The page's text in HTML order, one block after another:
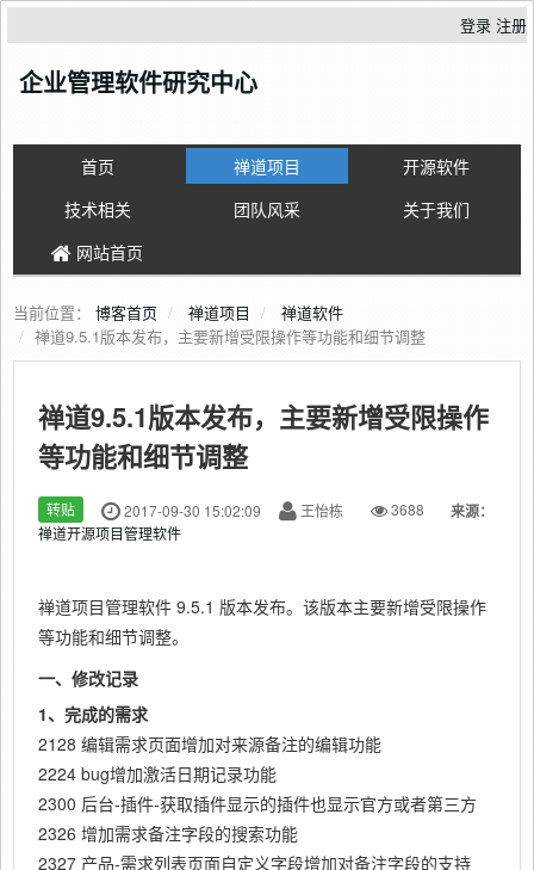
登录 注册
企业管理软件研究中心
首页 禅道项目
开源软件
技术相关
团队风采
关于我们
网站首页
当前位置： 博客首页 禅道项目
禅道软件
禅道9.5.1版本发布，主要新增受限操作等功能和细节调整
禅道9.5.1版本发布，主要新增受限操作
等功能和细节调整
转贴 2017-09-30 15:02:09 王怡栋 3688 来源：
禅道开源项目管理软件
禅道项目管理软件 9.5.1 版本发布。该版本主要新增受限操作
等功能和细节调整。
一、修改记录
1、完成的需求
2128 编辑需求页面增加对来源备注的编辑功能
2224 bug增加激活日期记录功能
2300 后台-插件-获取插件显示的插件也显示官方或者第三方
2326 增加需求备注字段的搜索功能
2327 产品-需求列表页面自定义字段增加对备注字段的支持